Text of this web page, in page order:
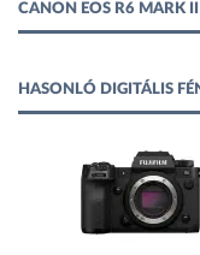
CANON EOS R6 MARK
HASONLÓ DIGITÁLIS